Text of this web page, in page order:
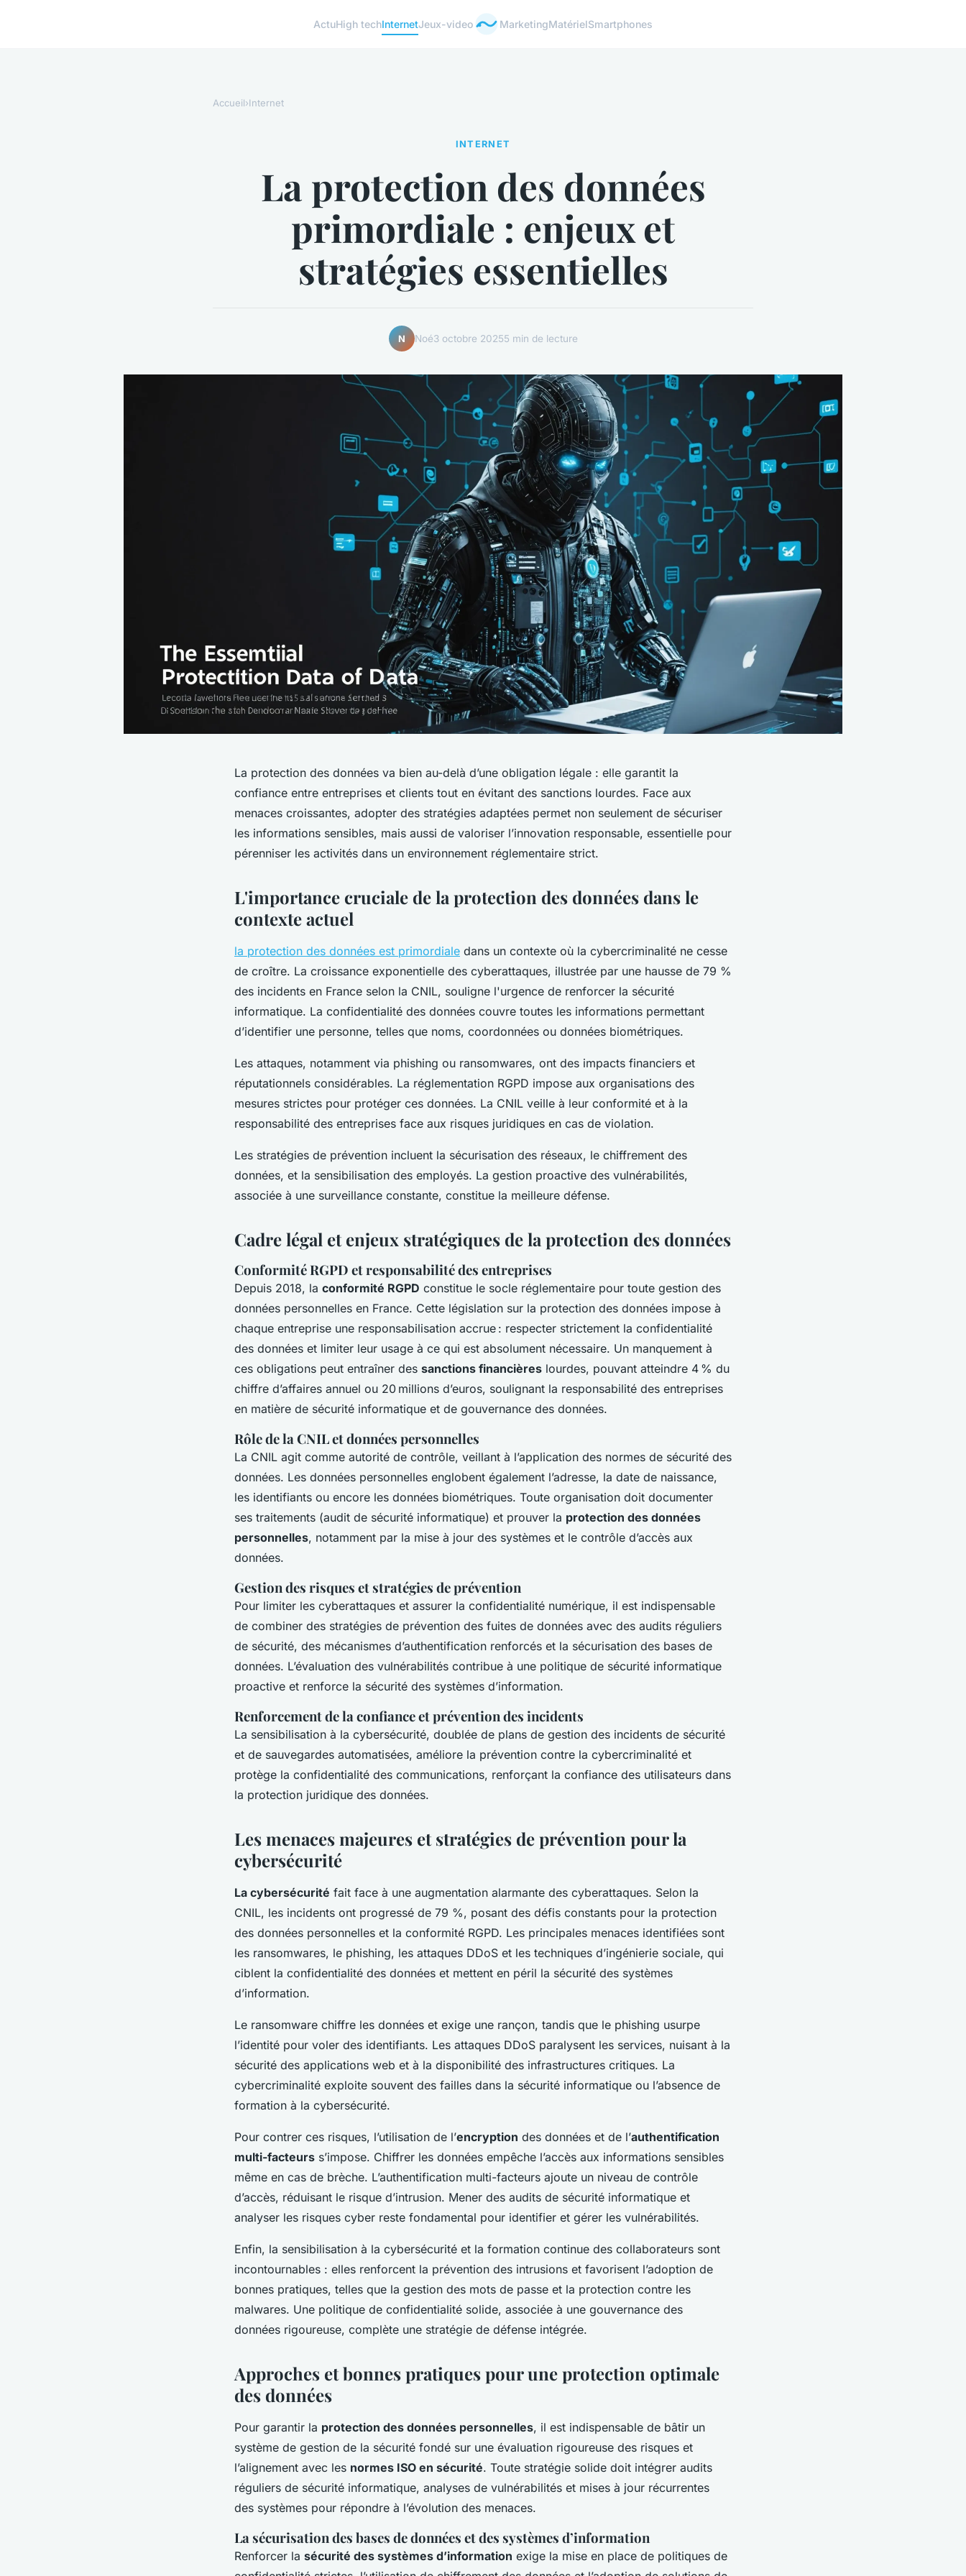
ActuHigh techInternetJeux-video MarketingMatérielSmartphones
Accueil›Internet
INTERNET
La protection des données
primordiale : enjeux et
stratégies essentielles
N Noé3 octobre 20255 min de lecture
La protection des données va bien au-delà d’une obligation légale : elle garantit la
confiance entre entreprises et clients tout en évitant des sanctions lourdes. Face aux
menaces croissantes, adopter des stratégies adaptées permet non seulement de sécuriser
les informations sensibles, mais aussi de valoriser l’innovation responsable, essentielle pour
pérenniser les activités dans un environnement réglementaire strict.
L'importance cruciale de la protection des données dans le
contexte actuel
la protection des données est primordiale dans un contexte où la cybercriminalité ne cesse
de croître. La croissance exponentielle des cyberattaques, illustrée par une hausse de 79 %
des incidents en France selon la CNIL, souligne l'urgence de renforcer la sécurité
informatique. La confidentialité des données couvre toutes les informations permettant
d’identifier une personne, telles que noms, coordonnées ou données biométriques.
Les attaques, notamment via phishing ou ransomwares, ont des impacts financiers et
réputationnels considérables. La réglementation RGPD impose aux organisations des
mesures strictes pour protéger ces données. La CNIL veille à leur conformité et à la
responsabilité des entreprises face aux risques juridiques en cas de violation.
Les stratégies de prévention incluent la sécurisation des réseaux, le chiffrement des
données, et la sensibilisation des employés. La gestion proactive des vulnérabilités,
associée à une surveillance constante, constitue la meilleure défense.
Cadre légal et enjeux stratégiques de la protection des données
Conformité RGPD et responsabilité des entreprises
Depuis 2018, la conformité RGPD constitue le socle réglementaire pour toute gestion des
données personnelles en France. Cette législation sur la protection des données impose à
chaque entreprise une responsabilisation accrue : respecter strictement la confidentialité
des données et limiter leur usage à ce qui est absolument nécessaire. Un manquement à
ces obligations peut entraîner des sanctions financières lourdes, pouvant atteindre 4 % du
chiffre d’affaires annuel ou 20 millions d’euros, soulignant la responsabilité des entreprises
en matière de sécurité informatique et de gouvernance des données.
Rôle de la CNIL et données personnelles
La CNIL agit comme autorité de contrôle, veillant à l’application des normes de sécurité des
données. Les données personnelles englobent également l’adresse, la date de naissance,
les identifiants ou encore les données biométriques. Toute organisation doit documenter
ses traitements (audit de sécurité informatique) et prouver la protection des données
personnelles, notamment par la mise à jour des systèmes et le contrôle d’accès aux
données.
Gestion des risques et stratégies de prévention
Pour limiter les cyberattaques et assurer la confidentialité numérique, il est indispensable
de combiner des stratégies de prévention des fuites de données avec des audits réguliers
de sécurité, des mécanismes d’authentification renforcés et la sécurisation des bases de
données. L’évaluation des vulnérabilités contribue à une politique de sécurité informatique
proactive et renforce la sécurité des systèmes d’information.
Renforcement de la confiance et prévention des incidents
La sensibilisation à la cybersécurité, doublée de plans de gestion des incidents de sécurité
et de sauvegardes automatisées, améliore la prévention contre la cybercriminalité et
protège la confidentialité des communications, renforçant la confiance des utilisateurs dans
la protection juridique des données.
Les menaces majeures et stratégies de prévention pour la
cybersécurité
La cybersécurité fait face à une augmentation alarmante des cyberattaques. Selon la
CNIL, les incidents ont progressé de 79 %, posant des défis constants pour la protection
des données personnelles et la conformité RGPD. Les principales menaces identifiées sont
les ransomwares, le phishing, les attaques DDoS et les techniques d’ingénierie sociale, qui
ciblent la confidentialité des données et mettent en péril la sécurité des systèmes
d’information.
Le ransomware chiffre les données et exige une rançon, tandis que le phishing usurpe
l’identité pour voler des identifiants. Les attaques DDoS paralysent les services, nuisant à la
sécurité des applications web et à la disponibilité des infrastructures critiques. La
cybercriminalité exploite souvent des failles dans la sécurité informatique ou l’absence de
formation à la cybersécurité.
Pour contrer ces risques, l’utilisation de l’encryption des données et de l’authentification
multi-facteurs s’impose. Chiffrer les données empêche l’accès aux informations sensibles
même en cas de brèche. L’authentification multi-facteurs ajoute un niveau de contrôle
d’accès, réduisant le risque d’intrusion. Mener des audits de sécurité informatique et
analyser les risques cyber reste fondamental pour identifier et gérer les vulnérabilités.
Enfin, la sensibilisation à la cybersécurité et la formation continue des collaborateurs sont
incontournables : elles renforcent la prévention des intrusions et favorisent l’adoption de
bonnes pratiques, telles que la gestion des mots de passe et la protection contre les
malwares. Une politique de confidentialité solide, associée à une gouvernance des
données rigoureuse, complète une stratégie de défense intégrée.
Approches et bonnes pratiques pour une protection optimale
des données
Pour garantir la protection des données personnelles, il est indispensable de bâtir un
système de gestion de la sécurité fondé sur une évaluation rigoureuse des risques et
l’alignement avec les normes ISO en sécurité. Toute stratégie solide doit intégrer audits
réguliers de sécurité informatique, analyses de vulnérabilités et mises à jour récurrentes
des systèmes pour répondre à l’évolution des menaces.
La sécurisation des bases de données et des systèmes d’information
Renforcer la sécurité des systèmes d’information exige la mise en place de politiques de